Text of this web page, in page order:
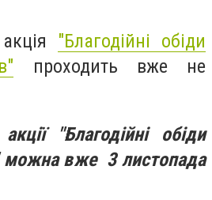
"Благодійні обіди
проходить вже не
"Благодійні обіди
можна вже 3 листопада